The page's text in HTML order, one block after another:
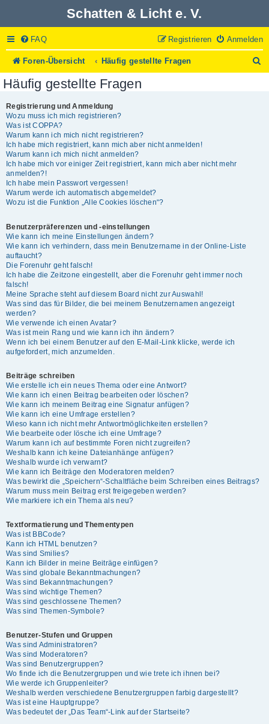
Schatten & Licht e. V.
FAQ Anmelden
Registrieren
Foren-Übersicht Häufig gestellte Fragen
u
Häufig gestellte Fragen
Registrierung und Anmeldung
Wozu muss ich mich registrieren?
Was ist COPPA?
Warum kann ich mich nicht registrieren?
Ich habe mich registriert, kann mich aber nicht anmelden!
Warum kann ich mich nicht anmelden?
Ich habe mich vor einiger Zeit registriert, kann mich aber nicht mehr
anmelden?!
Ich habe mein Passwort vergessen!
Warum werde ich automatisch abgemeldet?
Wozu ist die Funktion „Alle Cookies löschen“?
Benutzerpräferenzen und -einstellungen
Wie kann ich meine Einstellungen ändern?
Wie kann ich verhindern, dass mein Benutzername in der Online-Liste
auftaucht?
Die Forenuhr geht falsch!
Ich habe die Zeitzone eingestellt, aber die Forenuhr geht immer noch
falsch!
Meine Sprache steht auf diesem Board nicht zur Auswahl!
Was sind das für Bilder, die bei meinem Benutzernamen angezeigt
werden?
Wie verwende ich einen Avatar?
Was ist mein Rang und wie kann ich ihn ändern?
Wenn ich bei einem Benutzer auf den E-Mail-Link klicke, werde ich
aufgefordert, mich anzumelden.
Beiträge schreiben
Wie erstelle ich ein neues Thema oder eine Antwort?
Wie kann ich einen Beitrag bearbeiten oder löschen?
Wie kann ich meinem Beitrag eine Signatur anfügen?
Wie kann ich eine Umfrage erstellen?
Wieso kann ich nicht mehr Antwortmöglichkeiten erstellen?
Wie bearbeite oder lösche ich eine Umfrage?
Warum kann ich auf bestimmte Foren nicht zugreifen?
Weshalb kann ich keine Dateianhänge anfügen?
Weshalb wurde ich verwarnt?
Wie kann ich Beiträge den Moderatoren melden?
Was bewirkt die „Speichern“-Schaltfläche beim Schreiben eines Beitrags?
Warum muss mein Beitrag erst freigegeben werden?
Wie markiere ich ein Thema als neu?
Textformatierung und Thementypen
Was ist BBCode?
Kann ich HTML benutzen?
Was sind Smilies?
Kann ich Bilder in meine Beiträge einfügen?
Was sind globale Bekanntmachungen?
Was sind Bekanntmachungen?
Was sind wichtige Themen?
Was sind geschlossene Themen?
Was sind Themen-Symbole?
Benutzer-Stufen und Gruppen
Was sind Administratoren?
Was sind Moderatoren?
Was sind Benutzergruppen?
Wo finde ich die Benutzergruppen und wie trete ich ihnen bei?
Wie werde ich Gruppenleiter?
Weshalb werden verschiedene Benutzergruppen farbig dargestellt?
Was ist eine Hauptgruppe?
Was bedeutet der „Das Team“-Link auf der Startseite?